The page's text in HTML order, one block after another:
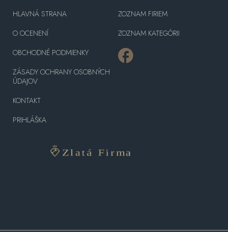
HLAVNÁ STRANA
O OCENENÍ
OBCHODNÉ PODMIENKY
ZÁSADY OCHRANY OSOBNÝCH
ÚDAJOV
KONTAKT
PRIHLÁŠKA
ZOZNAM FIRIEM
ZOZNAM KATEGÓRII